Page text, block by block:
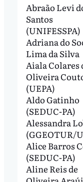
Abraão Levi
Santos
(UNIFESSPA)
Adriana do
Lima da Silva
Aiala Colares
Oliveira
(UEPA)
Aldo Gatinho
(SEDUC-PA)
Alessandra
(GGEOTUR/
Alice Barros
(SEDUC-PA)
Aline Reis de